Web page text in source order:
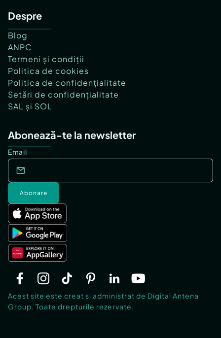
Despre
Blog
ANPC
Termeni și condiții
Politica de cookies
Politica de confidențialitate
Setări de confidențialitate
SAL și SOL
Abonează-te la newsletter
Email
Abonare
Acest site este creat si administrat de Digital Antena
Group. Toate drepturile rezervate.